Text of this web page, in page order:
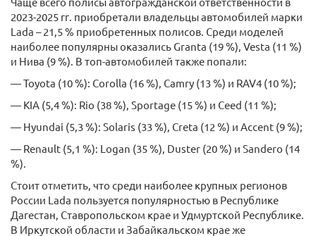
2023-2025 гг. приобретали владельцы автомобилей марки
Lada – 21,5 % приобретенных полисов. Среди моделей
наиболее популярны оказались Granta (19 %), Vesta (11 %)
и Нива (9 %). В топ-автомобилей также попали:
— Toyota (10 %): Corolla (16 %), Camry (13 %) и RAV4 (10 %);
— KIA (5,4 %): Rio (38 %), Sportage (15 %) и Ceed (11 %);
— Hyundai (5,3 %): Solaris (33 %), Creta (12 %) и Accent (9 %);
— Renault (5,1 %): Logan (35 %), Duster (20 %) и Sandero (14
%).
Стоит отметить, что среди наиболее крупных регионов
России Lada пользуется популярностью в Республике
Дагестан, Ставропольском крае и Удмуртской Республике.
В Иркутской области и Забайкальском крае же